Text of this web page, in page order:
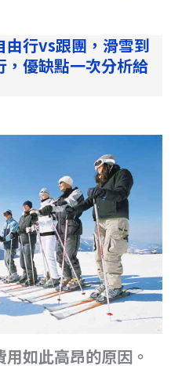
由行vs跟團，滑雪到
優缺點一次分析給
如此高昂的原因。